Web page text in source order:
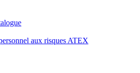
aux risques ATEX